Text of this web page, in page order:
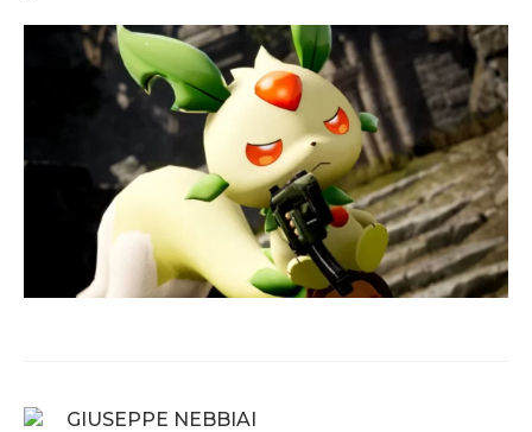
GIUSEPPE NEBBIAI